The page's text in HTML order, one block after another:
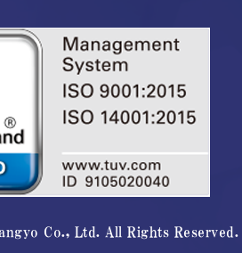
Co., Ltd. All Rights Reserved.